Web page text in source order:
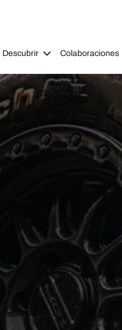
Descubrir Colaboraciones